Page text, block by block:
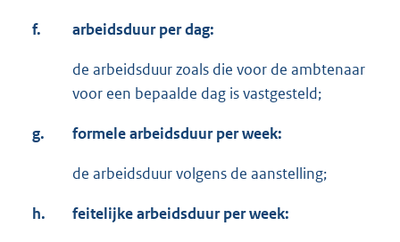
f. arbeidsduur per dag:
de arbeidsduur zoals die voor de ambtenaar
voor een bepaalde dag is vastgesteld;
g. formele arbeidsduur per week:
de arbeidsduur volgens de aanstelling;
h. feitelijke arbeidsduur per week: